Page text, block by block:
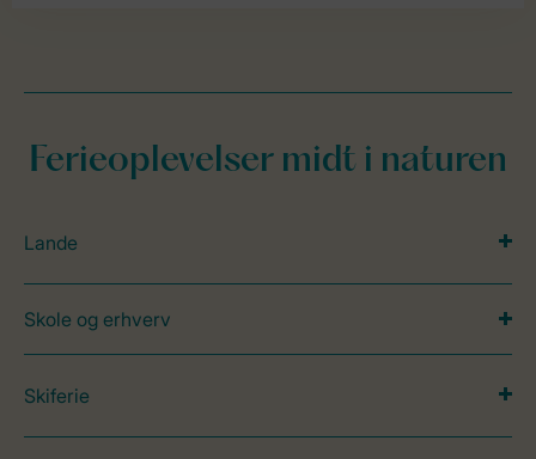
Ferieoplevelser midt i naturen
Lande
Skole og erhverv
Skiferie